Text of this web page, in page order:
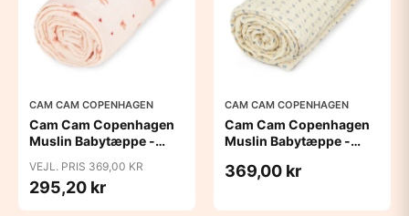
CAM CAM COPENHAGEN
Cam Cam Copenhagen
Muslin Babytæppe -
VEJL. PRIS 369,00 KR
295,20 kr
CAM CAM COPENHAGEN
Cam Cam Copenhagen
Muslin Babytæppe -
369,00 kr